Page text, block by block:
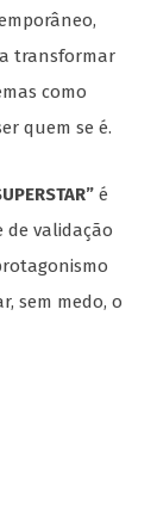
transformar
como
quem se é.
é
de validação
sem medo, o